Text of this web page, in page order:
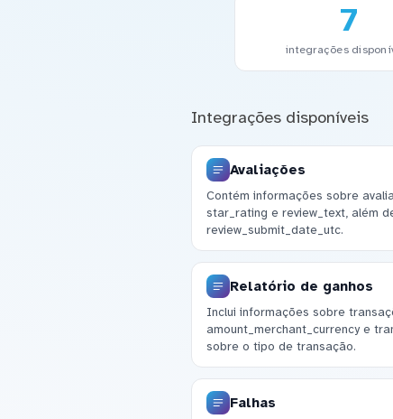
7
integrações
Integrações disponíveis
Avaliações
Contém informações sobre
star_rating e review_text, além
review_submit_date_utc.
Relatório de ganhos
Inclui informações sobre
amount_merchant_currency e
sobre o tipo de transação.
Falhas